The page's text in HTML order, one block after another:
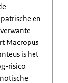
en
Macropus
is het
risico